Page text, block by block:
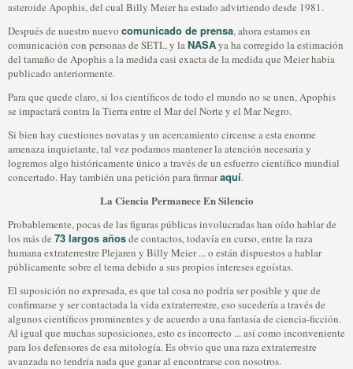
asteroide Apophis, del cual Billy Meier ha estado advirtiendo desde 1981.
Después de nuestro nuevo comunicado de prensa, ahora estamos en
comunicación con personas de SETI., y laNASAya ha corregido la estimación
del tamaño de Apophis a la medida casi exacta de la medida que Meier había
publicado anteriormente.
Para que quede claro, si los científicos de todo el mundo no se unen, Apophis
se impactará contra la Tierra entre el Mar del Norte y el Mar Negro.
Si bien hay cuestiones novatas y un acercamiento circense a esta enorme
amenaza inquietante, tal vez podamos mantener la atención necesaria y
logremos algo históricamente único a través de un esfuerzo científico mundial
concertado. Hay también una petición para firmaraquí.
La Ciencia Permanece En Silencio
Probablemente, pocas de las figuras públicas involucradas han oído hablar de
los más de 73 largos añosde contactos, todavía en curso, entre la raza
humana extraterrestre Plejaren y Billy Meier ... o están dispuestos a hablar
públicamente sobre el tema debido a sus propios intereses egoístas.
El suposición no expresada, es que tal cosa no podría ser posible y que de
confirmarse y ser contactada la vida extraterrestre, eso sucedería a través de
algunos científicos prominentes y de acuerdo a una fantasía de ciencia-ficción.
Al igual que muchas suposiciones, esto es incorrecto ... así como inconveniente
para los defensores de esa mitología. Es obvio que una raza extraterrestre
avanzada no tendría nada que ganar al encontrarse con nosotros.